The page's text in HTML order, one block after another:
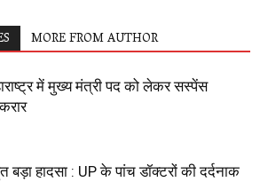
MORE FROM AUTHOR
में मुख्य मंत्री पद को लेकर सस्पेंस
बड़ा हादसा : UP के पांच डॉक्टरों की दर्दनाक